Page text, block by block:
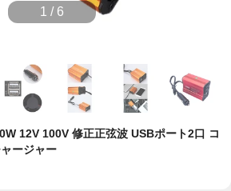
1 / 6
12V 100V 修正正弦波 USBポート2口 コ
ージャー